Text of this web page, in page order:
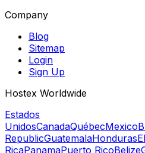
Company
Blog
Sitemap
Login
Sign Up
Hostex Worldwide
Estados
UnidosCanadaQuébecMexico
RepublicGuatemalaHonduras
RicaPanamaPuerto RicoBelize